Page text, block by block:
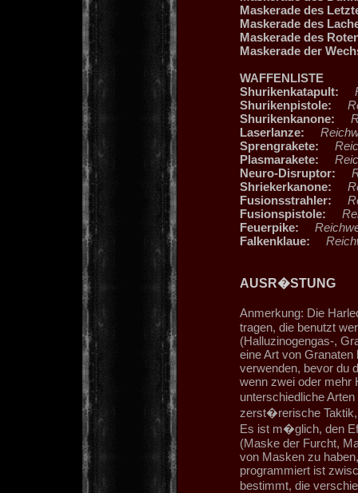
Maskerade des
Maskerade des
Maskerade des
Maskerade der
WAFFENLISTE
Shurikenkatapult:
Shurikenpistole:
Shurikenkanone:
Laserlanze:
Sprengrakete:
Plasmarakete:
Neuro-Disruptor:
Shriekerkanone:
Fusionsstrahler:
Fusionspistole:
Feuerpike:
Falkenklaue:
AUSR�STUNG
Anmerkung: Die
tragen, die benutzt
(Halluzinogengas-,
eine Art von
verwenden, bevor du
wenn zwei oder mehr
unterschiedliche
zerst�rerische
Es ist m�glich, den
(Maske der Furcht,
von Masken zu
programmiert ist
bestimmt, die